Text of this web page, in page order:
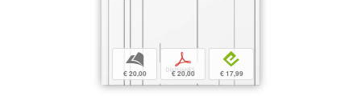
b
€ 20,00
p
€ 20,00
e
€ 17,99